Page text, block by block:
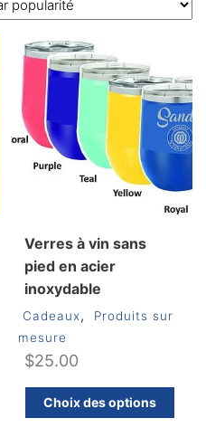
produit
Verres à vin sans
pied en acier
inoxydable
Cadeaux,
Produits sur
mesure
$25.00
Choix des options